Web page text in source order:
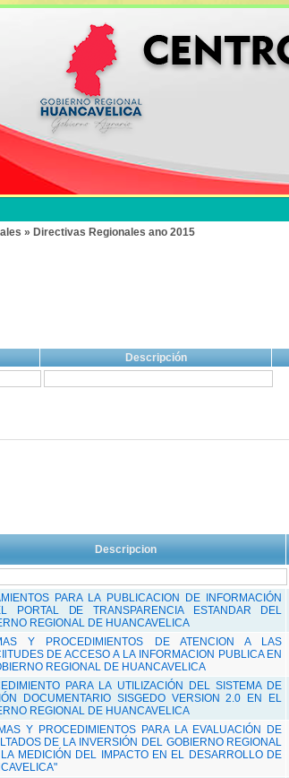
» Directivas Regionales ano 2015
Descripción
Descripcion
PARA LA PUBLICACION DE INFORMACIÓN
PORTAL DE TRANSPARENCIA ESTANDAR DEL
REGIONAL DE HUANCAVELICA
Y PROCEDIMIENTOS DE ATENCION A LAS
DE ACCESO A LA INFORMACION PUBLICA EN
REGIONAL DE HUANCAVELICA
PARA LA UTILIZACIÓN DEL SISTEMA DE
DOCUMENTARIO SISGEDO VERSION 2.0 EN EL
REGIONAL DE HUANCAVELICA
Y PROCEDIMIENTOS PARA LA EVALUACIÓN DE
DE LA INVERSIÓN DEL GOBIERNO REGIONAL
LA MEDICIÓN DEL IMPACTO EN EL DESARROLLO DE